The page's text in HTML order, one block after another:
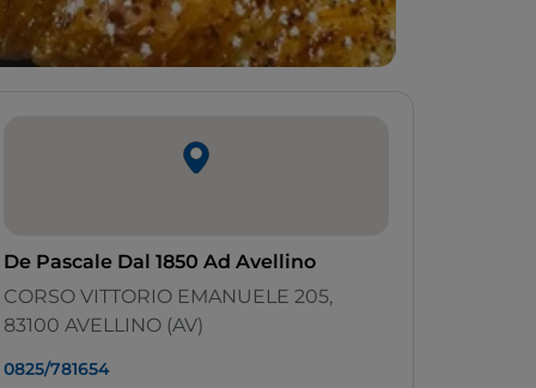
De Pascale Dal 1850 Ad Avellino
CORSO VITTORIO EMANUELE 205,
83100 AVELLINO (AV)
0825/781654